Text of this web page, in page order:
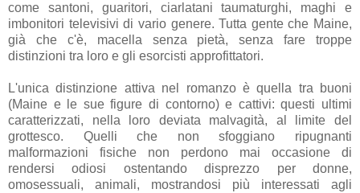
come santoni, guaritori, ciarlatani taumaturghi, maghi e
imbonitori televisivi di vario genere. Tutta gente che Maine,
già che c'è, macella senza pietà, senza fare troppe
distinzioni tra loro e gli esorcisti approfittatori.
L'unica distinzione attiva nel romanzo è quella tra buoni
(Maine e le sue figure di contorno) e cattivi: questi ultimi
caratterizzati, nella loro deviata malvagità, al limite del
grottesco. Quelli che non sfoggiano ripugnanti
malformazioni fisiche non perdono mai occasione di
rendersi odiosi ostentando disprezzo per donne,
omosessuali, animali, mostrandosi più interessati agli